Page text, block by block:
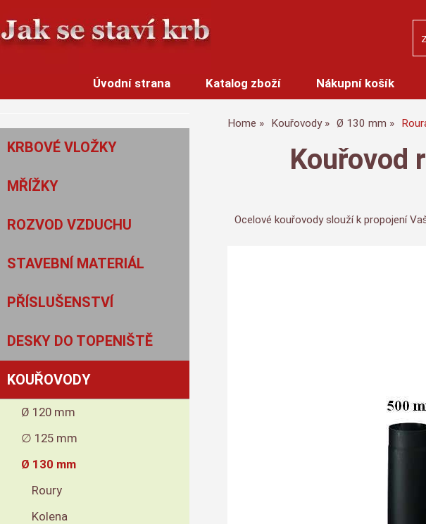
Úvodní strana Katalog zboží Nákupní košík
Home Kouřovody Ø 130 mm
Kouřovod
Ocelové kouřovody slouží k propojení
KRBOVÉ VLOŽKY
MŘÍŽKY
ROZVOD VZDUCHU
STAVEBNÍ MATERIÁL
PŘÍSLUŠENSTVÍ
DESKY DO TOPENIŠTĚ
KOUŘOVODY
Ø 120 mm
∅ 125 mm
Ø 130 mm
Roury
Kolena